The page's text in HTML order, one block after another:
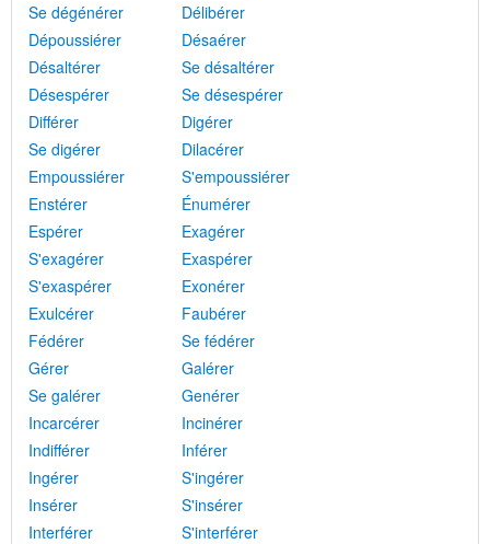
Se dégénérer
Délibérer
Dépoussiérer
Désaérer
Désaltérer
Se désaltérer
Désespérer
Se désespérer
Différer
Digérer
Se digérer
Dilacérer
Empoussiérer
S'empoussiérer
Enstérer
Énumérer
Espérer
Exagérer
S'exagérer
Exaspérer
S'exaspérer
Exonérer
Exulcérer
Faubérer
Fédérer
Se fédérer
Gérer
Galérer
Se galérer
Genérer
Incarcérer
Incinérer
Indifférer
Inférer
Ingérer
S'ingérer
Insérer
S'insérer
Interférer
S'interférer